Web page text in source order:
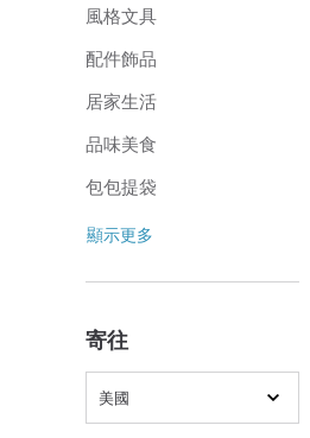
風格文具
配件飾品
居家生活
品味美食
包包提袋
顯示更多
寄往
美國